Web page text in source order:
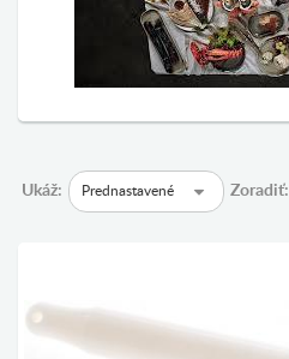
Ukáž: Prednastavené Zoradiť: